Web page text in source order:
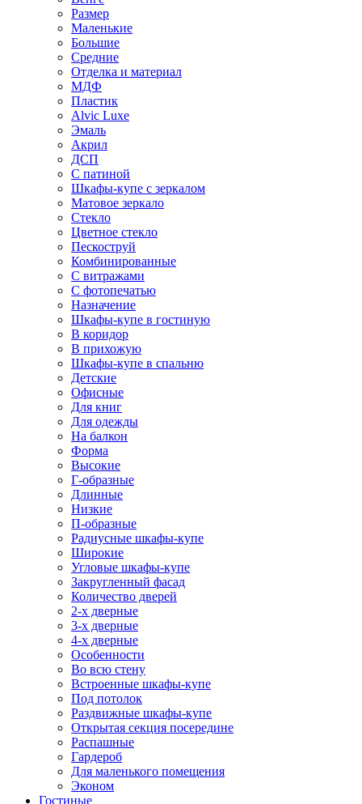
Размер
Маленькие
Большие
Средние
Отделка и материал
МДФ
Пластик
Alvic Luxe
Эмаль
Акрил
ДСП
С патиной
Шкафы-купе с зеркалом
Матовое зеркало
Стекло
Цветное стекло
Пескоструй
Комбинированные
С витражами
С фотопечатью
Назначение
Шкафы-купе в гостиную
В коридор
В прихожую
Шкафы-купе в спальню
Детские
Офисные
Для книг
Для одежды
На балкон
Форма
Высокие
Г-образные
Длинные
Низкие
П-образные
Радиусные шкафы-купе
Широкие
Угловые шкафы-купе
Закругленный фасад
Количество дверей
2-х дверные
3-х дверные
4-х дверные
Особенности
Во всю стену
Встроенные шкафы-купе
Под потолок
Раздвижные шкафы-купе
Открытая секция посередине
Распашные
Гардероб
Для маленького помещения
Эконом
Гостиные